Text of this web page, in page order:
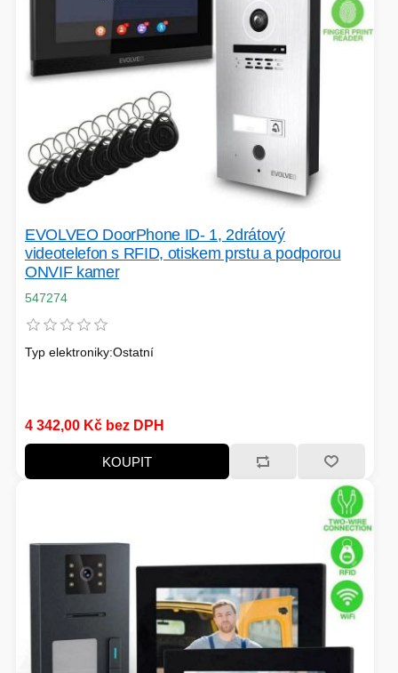
OSTATNÍ TECHNIKA
PŘÍSLUŠENSTVÍ
EVOLVEO DoorPhone ID- 1, 2drátový
videotelefon s RFID, otiskem prstu a podporou
ONVIF kamer
547274
Typ elektroniky:Ostatní
4 342,00 Kč bez DPH
KOUPIT